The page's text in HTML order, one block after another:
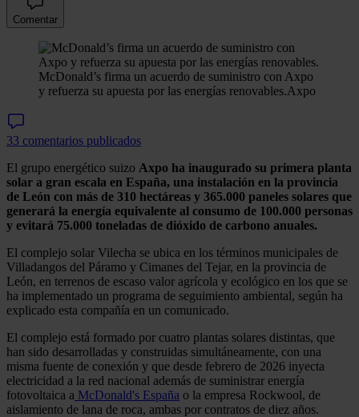
Comentar
McDonald’s firma un acuerdo de suministro con Axpo
y refuerza su apuesta por las energías renovables.Axpo
33 comentarios publicados
El grupo energético suizo Axpo ha inaugurado su primera planta
solar a gran escala en España, una instalación en la provincia
de León con más de 310 hectáreas y 365.000 paneles solares que
generará la energía equivalente al consumo de 100.000 personas
y evitará 75.000 toneladas de dióxido de carbono anuales.
El complejo solar Vilecha se ubica en los términos municipales de
Villadangos del Páramo y Cimanes del Tejar, en la provincia de
León, en terrenos de escaso valor agrícola y ecológico en los que se
ha implementado un programa de seguimiento ambiental, según ha
explicado esta compañía en un comunicado.
El complejo está formado por cuatro plantas solares distintas, que
han sido desarrolladas y construidas simultáneamente, con una
misma fuente de conexión y que desde febrero de 2026 inyecta
electricidad a la red nacional además de suministrar energía
fotovoltaica a McDonald's España o la empresa Rockwool, de
aislamiento de lana de roca, ambas por contratos de diez años.